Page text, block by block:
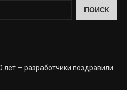
ПОИСК
лет — разработчики поздравили